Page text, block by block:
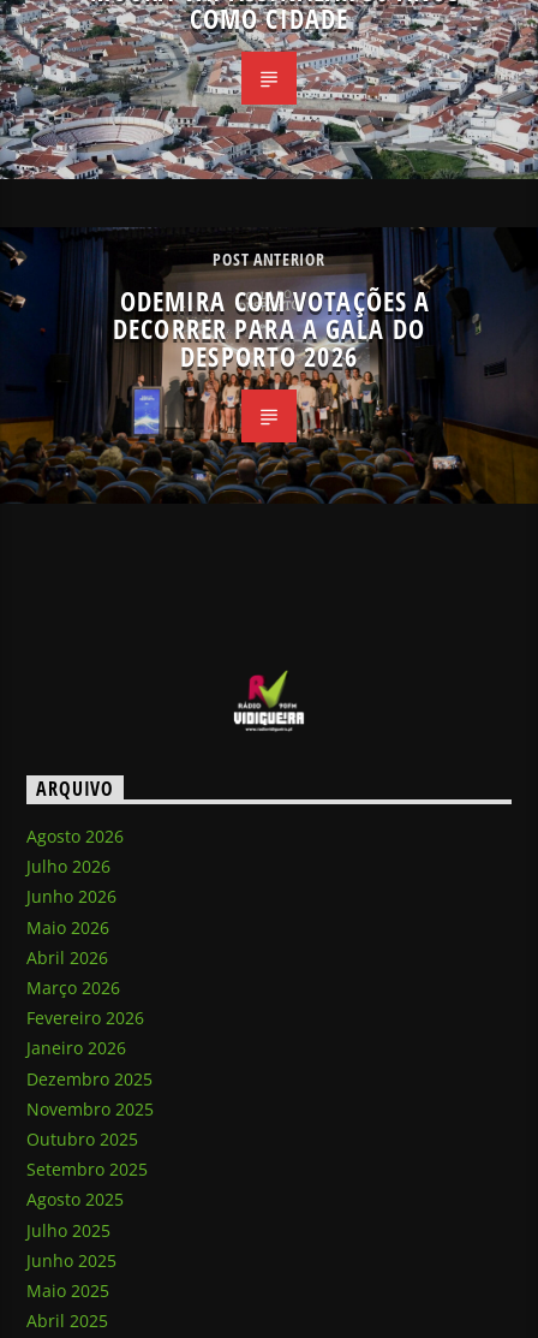
COMO CIDADE
POST ANTERIOR
ODEMIRA COM VOTAÇÕES A
DECORRER PARA A GALA DO
DESPORTO 2026
ARQUIVO
Agosto 2026
Julho 2026
Junho 2026
Maio 2026
Abril 2026
Março 2026
Fevereiro 2026
Janeiro 2026
Dezembro 2025
Novembro 2025
Outubro 2025
Setembro 2025
Agosto 2025
Julho 2025
Junho 2025
Maio 2025
Abril 2025